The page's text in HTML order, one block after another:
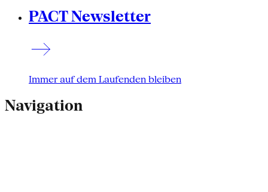
PACT Newsletter
Immer auf dem Laufenden bleiben
Navigation